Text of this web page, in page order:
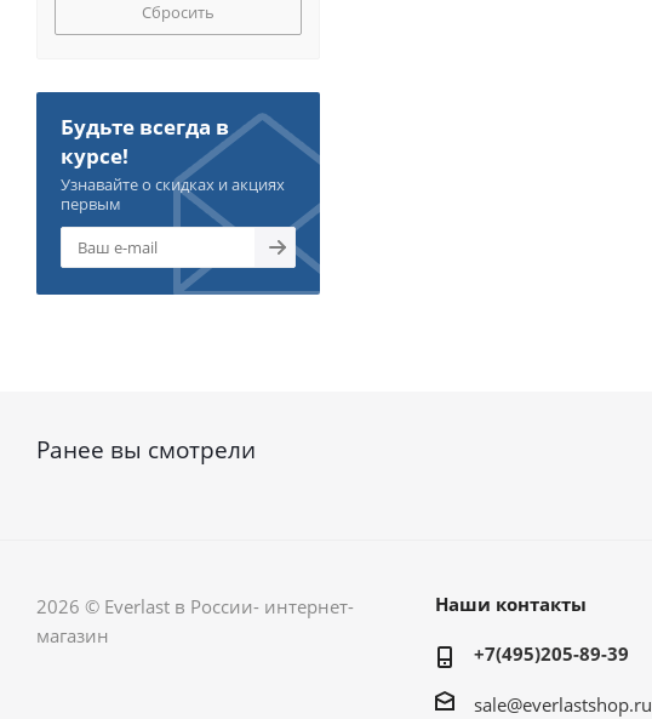
Сбросить
Будьте всегда в
курсе!
Узнавайте о скидках и акциях
первым
Ранее вы смотрели
2026 © Everlast в России- интернет-
магазин
Наши контакты
+7(495)205-89-39
sale@everlastshop.ru